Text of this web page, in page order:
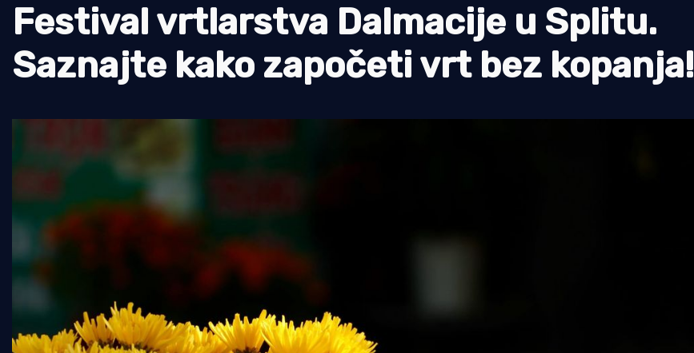
Tradicija i kultura
Festival vrtlarstva Dalmacije u Splitu.
Saznajte kako započeti vrt bez kopanja!